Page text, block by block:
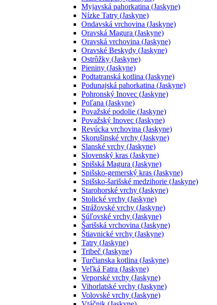
Myjavská pahorkatina (Jaskyne)
Nízke Tatry (Jaskyne)
Ondavská vrchovina (Jaskyne)
Oravská Magura (Jaskyne)
Oravská vrchovina (Jaskyne)
Oravské Beskydy (Jaskyne)
Ostrôžky (Jaskyne)
Pieniny (Jaskyne)
Podtatranská kotlina (Jaskyne)
Podunajská pahorkatina (Jaskyne)
Pohronský Inovec (Jaskyne)
Poľana (Jaskyne)
Považské podolie (Jaskyne)
Považský Inovec (Jaskyne)
Revúcka vrchovina (Jaskyne)
Skorušinské vrchy (Jaskyne)
Slanské vrchy (Jaskyne)
Slovenský kras (Jaskyne)
Spišská Magura (Jaskyne)
Spišsko-gemerský kras (Jaskyne)
Spišsko-šarišské medzihorie (Jaskyne)
Starohorské vrchy (Jaskyne)
Stolické vrchy (Jaskyne)
Strážovské vrchy (Jaskyne)
Súľovské vrchy (Jaskyne)
Šarišská vrchovina (Jaskyne)
Štiavnické vrchy (Jaskyne)
Tatry (Jaskyne)
Tribeč (Jaskyne)
Turčianska kotlina (Jaskyne)
Veľká Fatra (Jaskyne)
Veporské vrchy (Jaskyne)
Vihorlatské vrchy (Jaskyne)
Volovské vrchy (Jaskyne)